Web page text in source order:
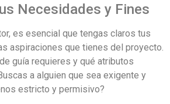
Necesidades y Fines
es esencial que tengas claros tus
aspiraciones que tienes del proyecto.
guía requieres y qué atributos
a alguien que sea exigente y
estricto y permisivo?